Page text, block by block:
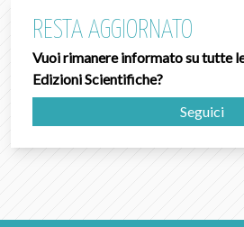
RESTA AGGIORNATO
Vuoi rimanere informato su tutte
Edizioni Scientifiche?
Seguici